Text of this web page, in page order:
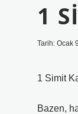
1
Tarih: Ocak
1 Simit
Bazen,